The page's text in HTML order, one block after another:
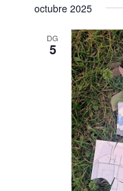
octubre 2025
DG
5